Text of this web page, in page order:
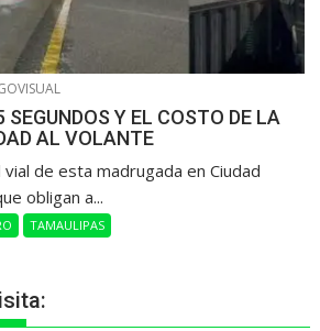
SEGUNDOS Y EL COSTO DE LA
AL VOLANTE
de esta madrugada en Ciudad
obligan a...
TAMAULIPAS